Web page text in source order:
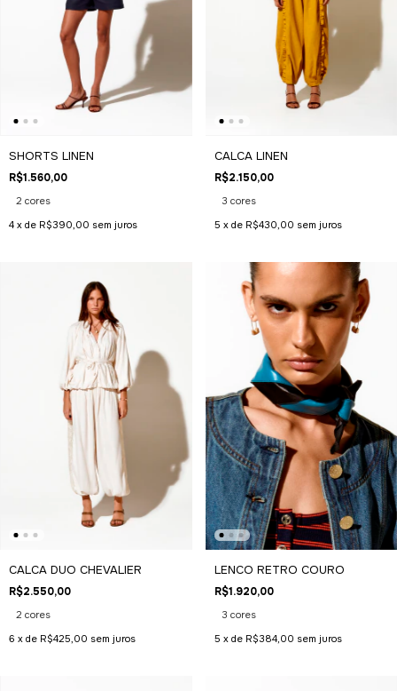
SHORTS LINEN
R$1.560,00
2 cores
4 x de R$390,00 sem juros
CALCA LINEN
R$2.150,00
3 cores
5 x de R$430,00 sem juros
CALCA DUO CHEVALIER
R$2.550,00
2 cores
6 x de R$425,00 sem juros
LENCO RETRO COURO
R$1.920,00
3 cores
5 x de R$384,00 sem juros